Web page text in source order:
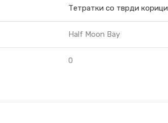
Тетратки со тврди корици
Half Moon Bay
0